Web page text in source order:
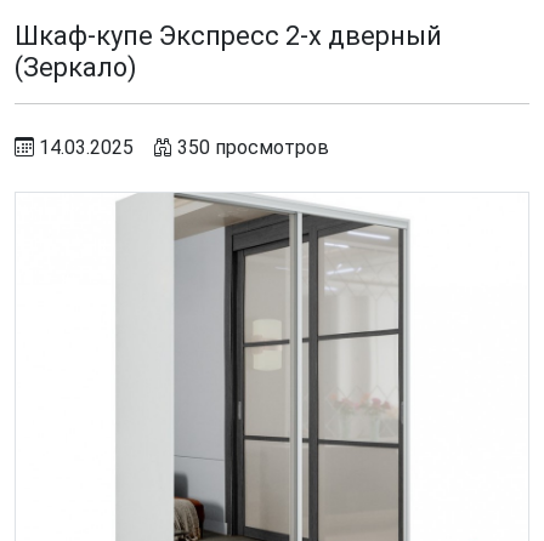
Шкаф-купе Экспресс 2-х дверный
(Зеркало)
14.03.2025 350 просмотров